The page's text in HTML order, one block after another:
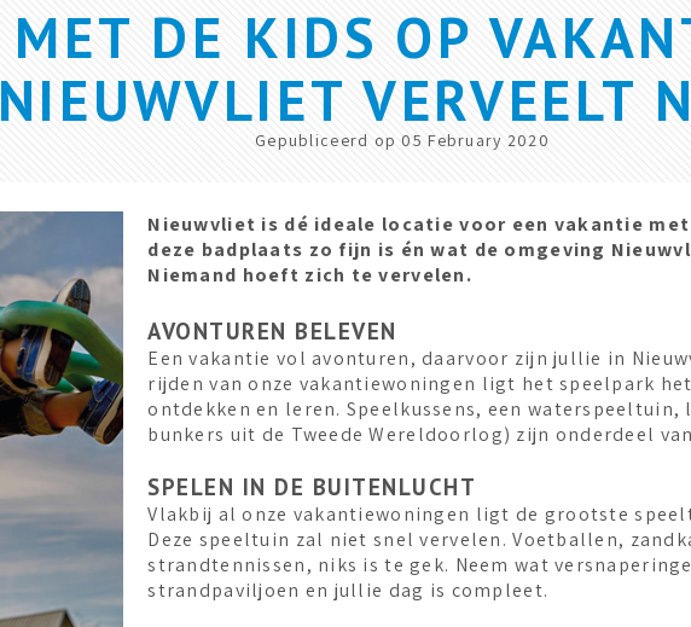
MET DE KIDS OP
NIEUWVLIET VERVEELT
Gepubliceerd op 05 February 2020
Nieuwvliet is dé ideale locatie voor een vakantie
deze badplaats zo fijn is én wat de omgeving
Niemand hoeft zich te vervelen.
AVONTUREN BELEVEN
Een vakantie vol avonturen, daarvoor zijn jullie in
rijden van onze vakantiewoningen ligt het speelpark
ontdekken en leren. Speelkussens, een
bunkers uit de Tweede Wereldoorlog) zijn onderdeel
SPELEN IN DE BUITENLUCHT
Vlakbij al onze vakantiewoningen ligt de grootste
Deze speeltuin zal niet snel vervelen. Voetballen,
strandtennissen, niks is te gek. Neem wat
strandpaviljoen en jullie dag is compleet.